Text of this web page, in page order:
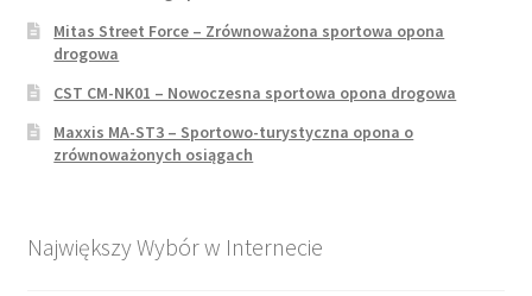
Mitas Street Force – Zrównoważona sportowa opona
drogowa
CST CM-NK01 – Nowoczesna sportowa opona drogowa
Maxxis MA-ST3 – Sportowo-turystyczna opona o
zrównoważonych osiągach
Największy Wybór w Internecie